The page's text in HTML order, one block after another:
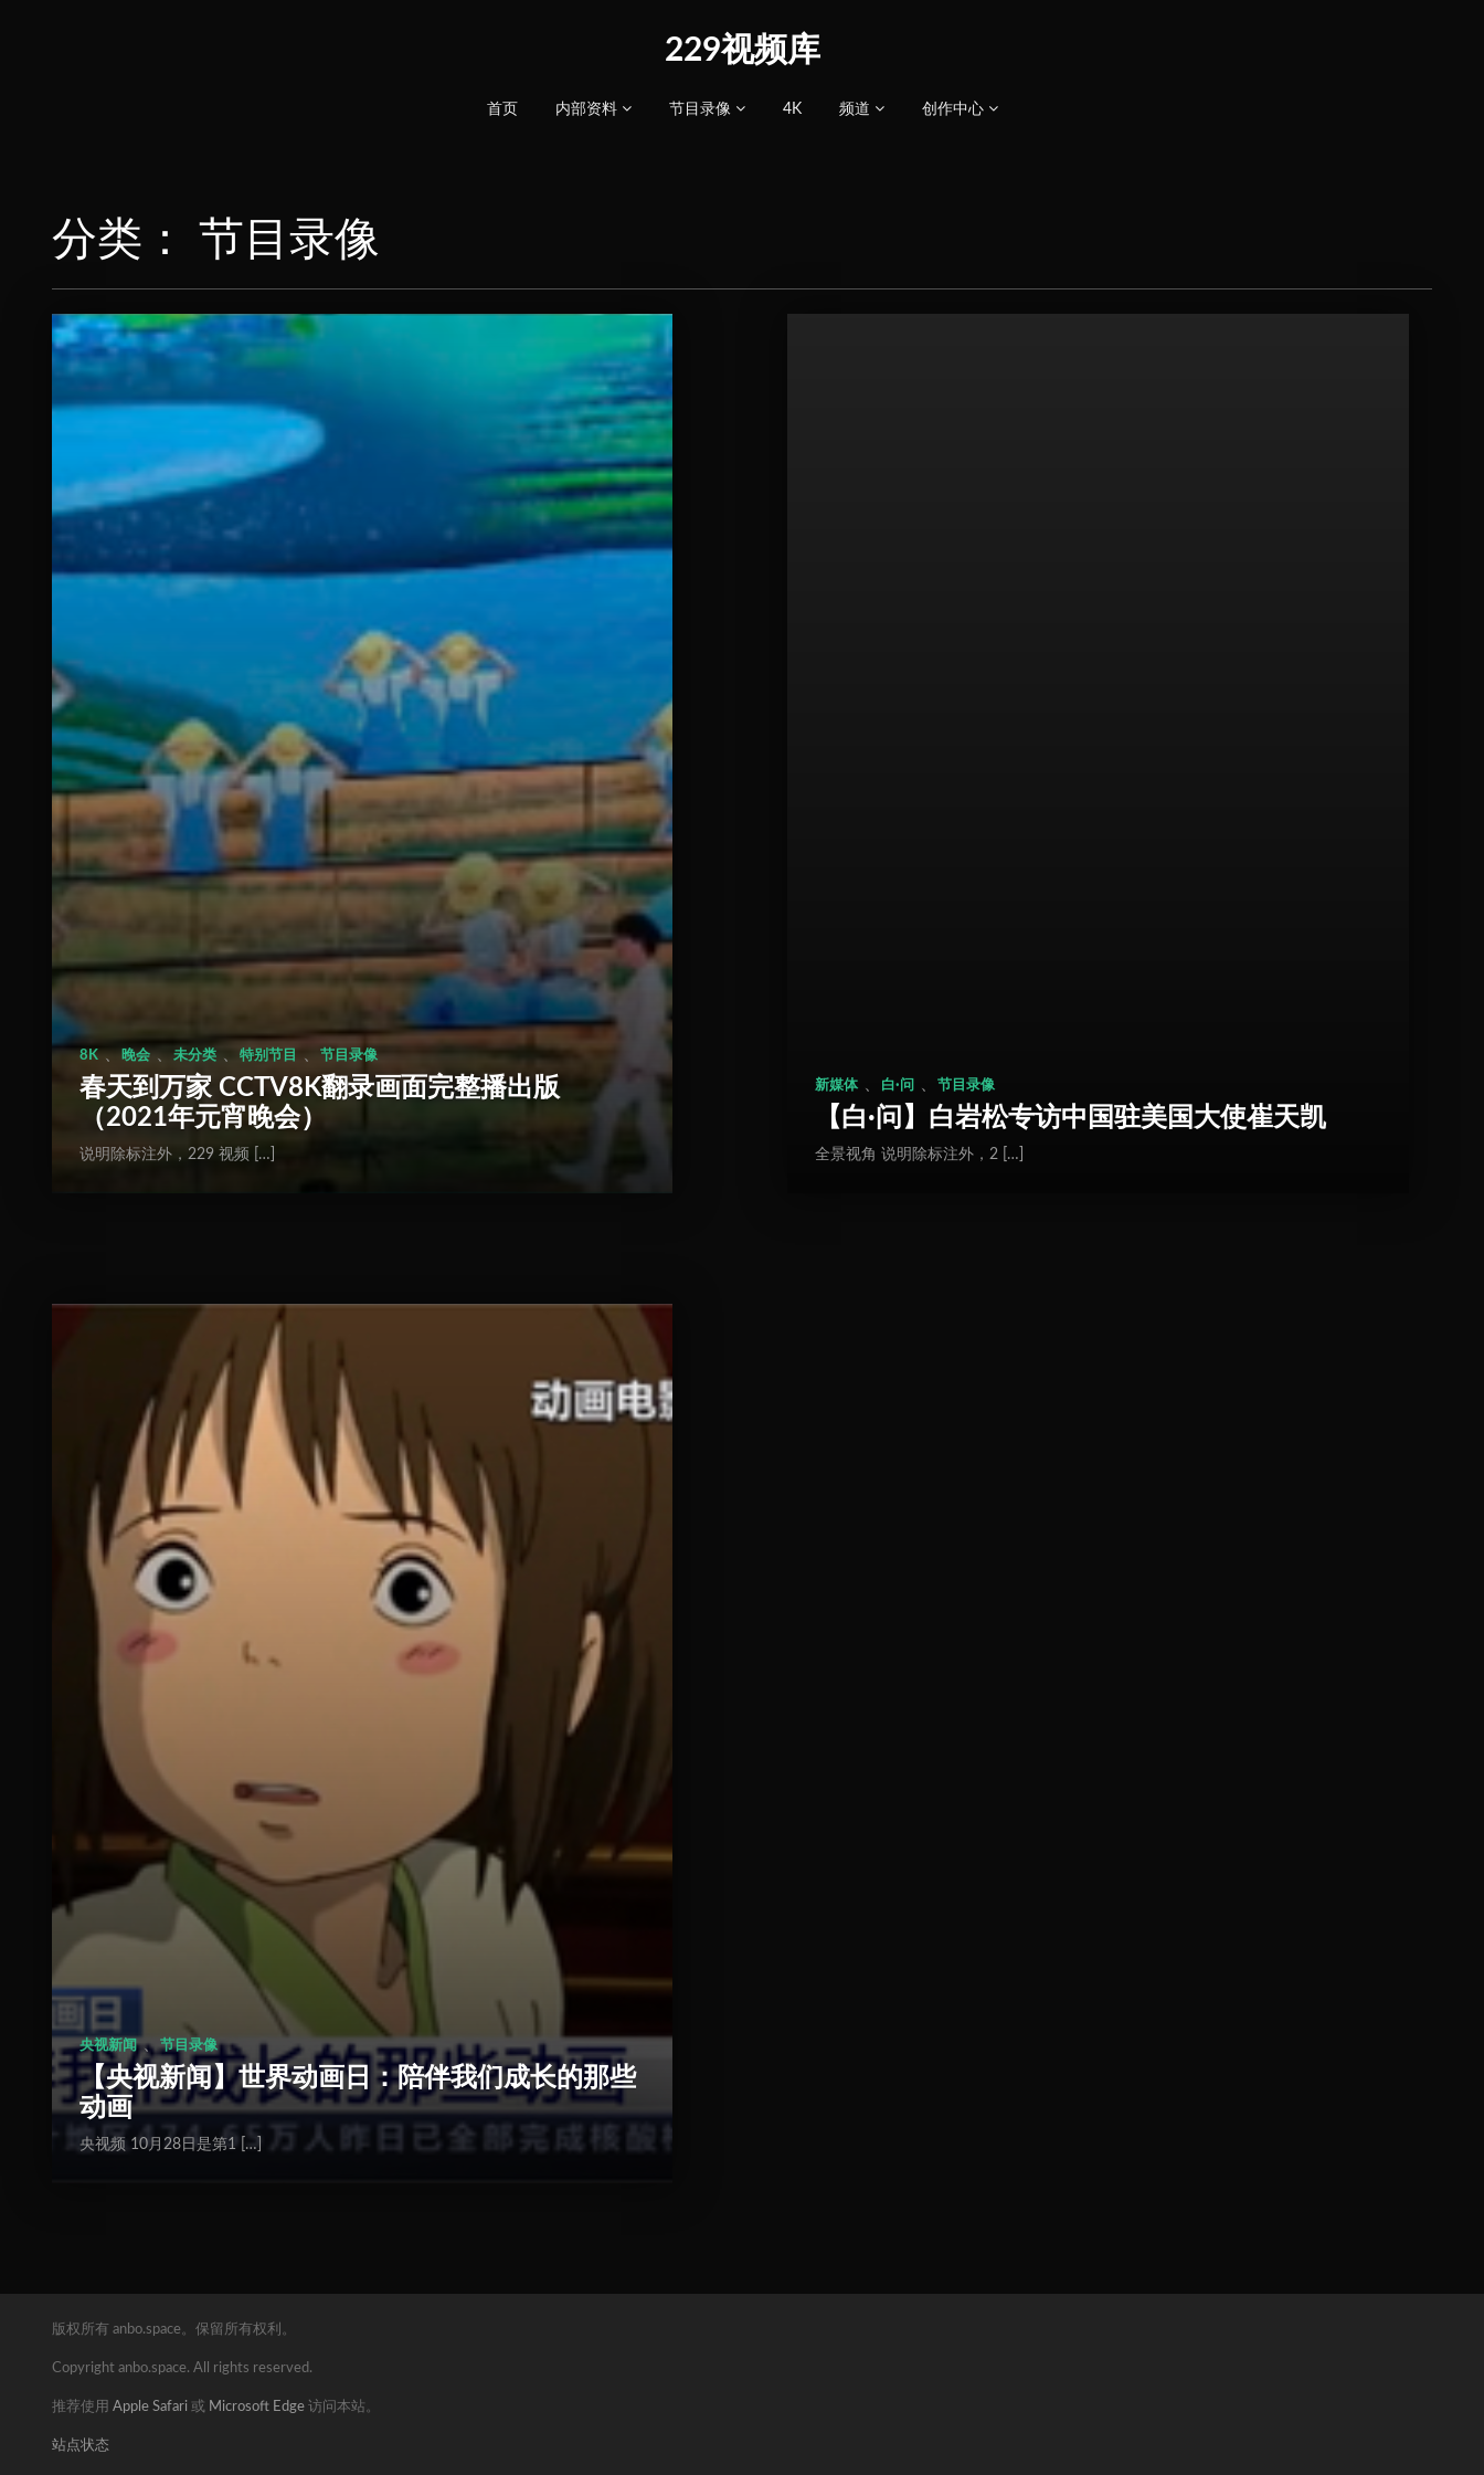
229视频库
首页 内部资料 节目录像 4K 频道 创作中心
分类： 节目录像
8K 、晚会 、 未分类 特别节目 节目录像
春天到万家 CCTV8K翻录画面完整播出版
（2021年元宵晚会）
说明除标注外，229 视频 […]
新媒体 白·问 、节目录像
【白·问】白岩松专访中国驻美国大使崔天凯
全景视角 说明除标注外，2 […]
央视新闻 、 节目录像
【央视新闻】世界动画日：陪伴我们成长的那些
动画
央视频 10月28日是第1 […]
版权所有 anbo.space。保留所有权利。
Copyright anbo.space. All rights reserved.
推荐使用 Apple Safari 或 Microsoft Edge访问本站。
站点状态